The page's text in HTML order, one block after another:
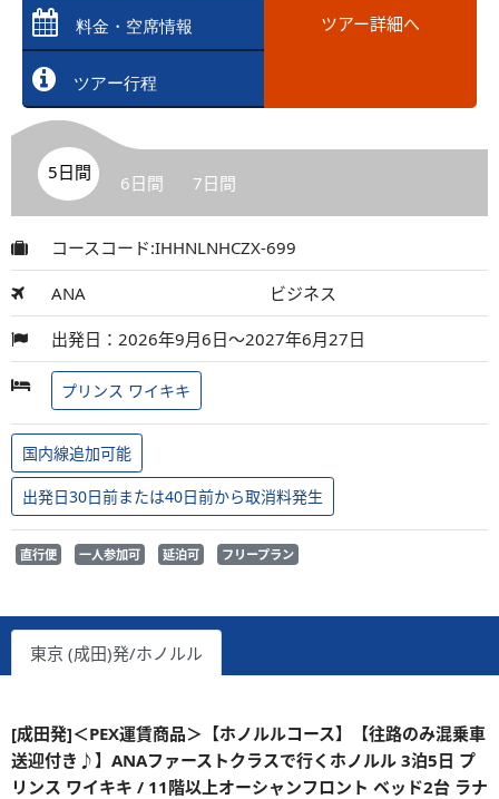
料金・空席情報
ツアー行程
ツアー詳細へ
5日間 6日間 7日間
コースコード:IHHNLNHCZX-699
ANA ビジネス
出発日：2026年9月6日～2027年6月27日
プリンス ワイキキ
国内線追加可能
出発日30日前または40日前から取消料発生
直行便 一人参加可 延泊可 フリープラン
東京 (成田)発/ホノルル
[成田発]＜PEX運賃商品＞【ホノルルコース】【往路のみ混乗車
送迎付き♪】ANAファーストクラスで行くホノルル 3泊5日 プ
リンス ワイキキ / 11階以上オーシャンフロント ベッド2台 ラナ